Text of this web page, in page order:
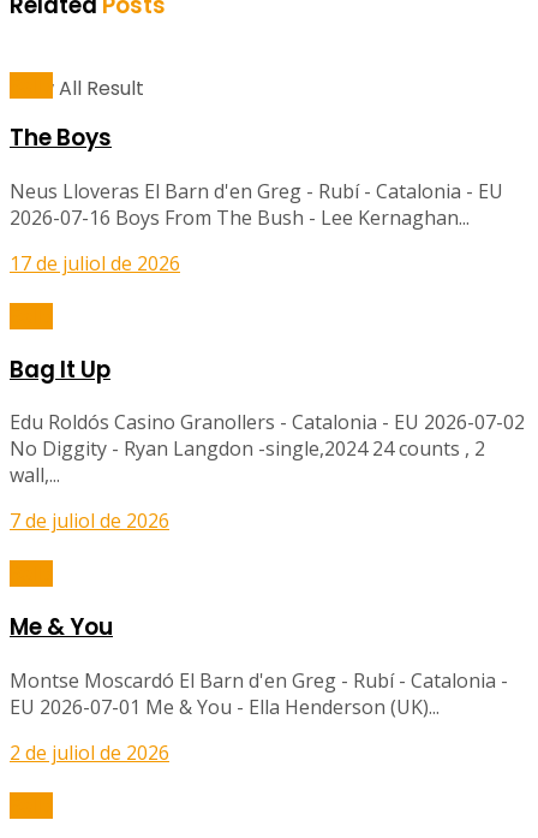
View All Result
The Boys
Neus Lloveras El Barn d'en Greg - Rubí - Catalonia - EU
2026-07-16 Boys From The Bush - Lee Kernaghan...
17 de juliol de 2026
Bag It Up
Edu Roldós Casino Granollers - Catalonia - EU 2026-07-02
No Diggity - Ryan Langdon -single,2024 24 counts , 2
wall,...
7 de juliol de 2026
Me & You
Montse Moscardó El Barn d'en Greg - Rubí - Catalonia -
EU 2026-07-01 Me & You - Ella Henderson (UK)...
2 de juliol de 2026